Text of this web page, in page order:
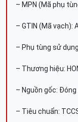
– MPN (Mã phụ
– GTIN (Mã vạch):
– Phụ tùng sử
– Thương hiệu:
– Nguồn gốc:
– Tiêu chuẩn: